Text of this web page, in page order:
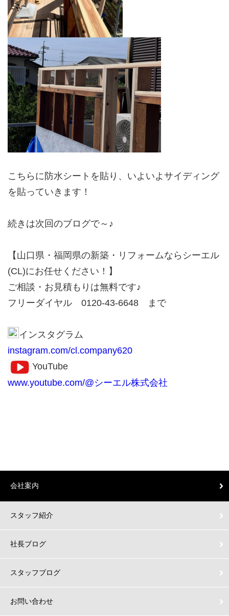
こちらに防水シートを貼り、いよいよサイディング
を貼っていきます！
続きは次回のブログで～♪
【山口県・福岡県の新築・リフォームならシーエル
(CL)にお任せください！】
ご相談・お見積もりは無料です♪
フリーダイヤル 0120-43-6648 まで
インスタグラム
instagram.com/cl.company620
YouTube
www.youtube.com/@シーエル株式会社
会社案内
スタッフ紹介
社長ブログ
スタッフブログ
お問い合わせ